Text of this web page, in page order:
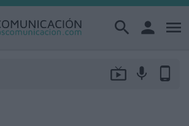
search person menu
live_tv mic phone_android